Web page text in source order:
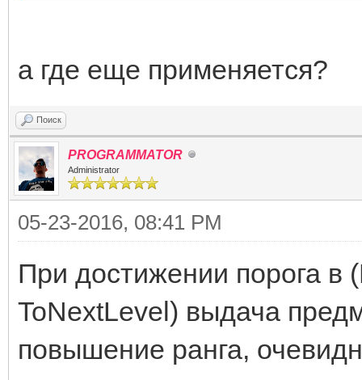
а где еще применяется?
Поиск
PROGRAMMATOR
Administrator
05-23-2016, 08:41 PM
При достижении порога в
ToNextLevel) выдача
повышение ранга,